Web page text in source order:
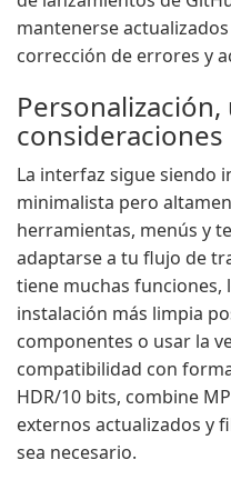
mantenerse
corrección de errores y
consideraciones
La interfaz sigue siendo
minimalista pero
herramientas, menús y
adaptarse a tu flujo de
tiene muchas funciones,
instalación más limpia
componentes o usar la
compatibilidad con
HDR/10 bits, combine
externos actualizados y
sea necesario.